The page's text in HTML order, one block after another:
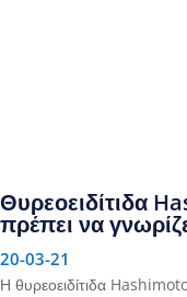
Θυρεοειδίτιδα
πρέπει να
20-03-21
Η θυρεοειδίτιδα